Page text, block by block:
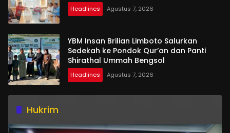
Headlines Agustus 7, 2026
YBM Insan Brilian Limboto Salurkan
Sedekah ke Pondok Qur’an dan Panti
Shirathal Ummah Bengsol
Headlines Agustus 7, 2026
Hukrim